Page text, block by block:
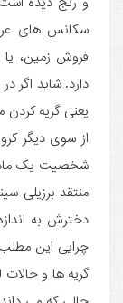
سکانس های
فروش زمین،
دارد. شاید اگر
یعنی گریه کردن
از سوی دیگر
شخصیت یک مادر
منتقد برزیلی
دخترش به
چرایی این
گریه ها و